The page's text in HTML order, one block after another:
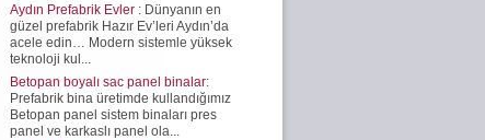
Aydın Prefabrik Evler : Dünyanın en
güzel prefabrik Hazır Ev’leri Aydın’da
acele edin… Modern sistemle yüksek
teknoloji kul...
Betopan boyalı sac panel binalar:
Prefabrik bina üretimde kullandığımız
Betopan panel sistem binaları pres
panel ve karkaslı panel ola...